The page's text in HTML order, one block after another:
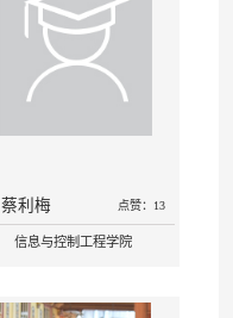
蔡利梅 点赞：13
信息与控制工程学院